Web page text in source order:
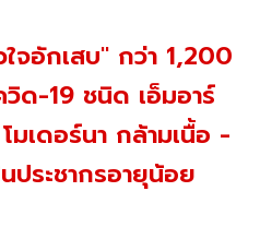
อักเสบ" กว่า 1,200
ด-19 ชนิด เอ็มอาร์
มเดอร์นา กล้ามเนื้อ -
ประชากรอายุน้อย